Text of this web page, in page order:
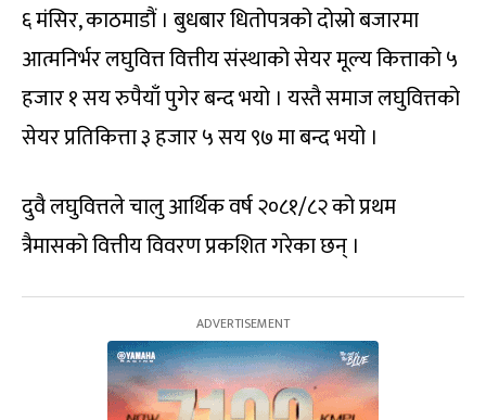
६ मंसिर, काठमाडौं । बुधबार धितोपत्रको दोस्रो बजारमा
आत्मनिर्भर लघुवित्त वित्तीय संस्थाको सेयर मूल्य कित्ताको ५
हजार १ सय रुपैयाँ पुगेर बन्द भयो । यस्तै समाज लघुवित्तको
सेयर प्रतिकित्ता ३ हजार ५ सय ९७ मा बन्द भयो ।
दुवै लघुवित्तले चालु आर्थिक वर्ष २०८१/८२ को प्रथम
त्रैमासको वित्तीय विवरण प्रकशित गरेका छन् ।